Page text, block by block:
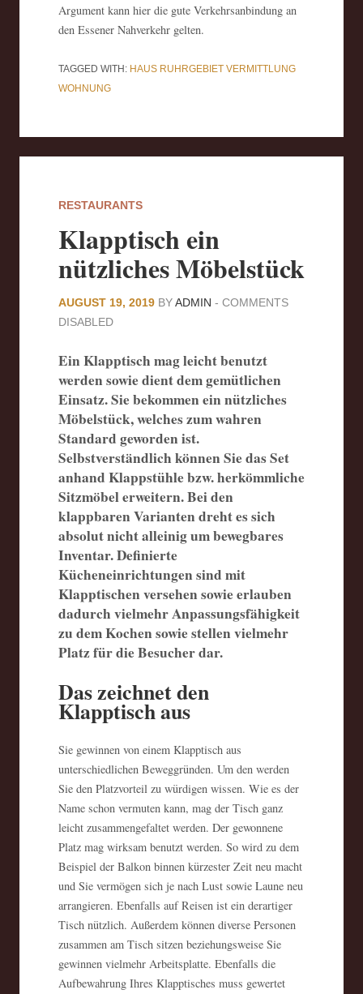
Argument kann hier die gute Verkehrsanbindung an
den Essener Nahverkehr gelten.
TAGGED WITH: HAUS RUHRGEBIET
VERMITTLUNG
WOHNUNG
RESTAURANTS
Klapptisch ein
nützliches Möbelstück
AUGUST 19, 2019 BYADMIN - COMMENTS
DISABLED
Ein Klapptisch mag leicht benutzt
werden sowie dient dem gemütlichen
Einsatz. Sie bekommen ein nützliches
Möbelstück, welches zum wahren
Standard geworden ist.
Selbstverständlich können Sie das Set
anhand Klappstühle bzw. herkömmliche
Sitzmöbel erweitern. Bei den
klappbaren Varianten dreht es sich
absolut nicht alleinig um bewegbares
Inventar. Definierte
Kücheneinrichtungen sind mit
Klapptischen versehen sowie erlauben
dadurch vielmehr Anpassungsfähigkeit
zu dem Kochen sowie stellen vielmehr
Platz für die Besucher dar.
Das zeichnet den
Klapptisch aus
Sie gewinnen von einem Klapptisch aus
unterschiedlichen Beweggründen. Um den werden
Sie den Platzvorteil zu würdigen wissen. Wie es der
Name schon vermuten kann, mag der Tisch ganz
leicht zusammengefaltet werden. Der gewonnene
Platz mag wirksam benutzt werden. So wird zu dem
Beispiel der Balkon binnen kürzester Zeit neu macht
und Sie vermögen sich je nach Lust sowie Laune neu
arrangieren. Ebenfalls auf Reisen ist ein derartiger
Tisch nützlich. Außerdem können diverse Personen
zusammen am Tisch sitzen beziehungsweise Sie
gewinnen vielmehr Arbeitsplatte. Ebenfalls die
Aufbewahrung Ihres Klapptisches muss gewertet